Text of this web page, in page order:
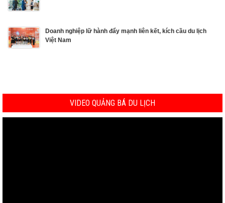
Doanh nghiệp lữ hành đẩy mạnh liên kết, kích cầu du lịch
Việt Nam
VIDEO QUẢNG BÁ DU LỊCH